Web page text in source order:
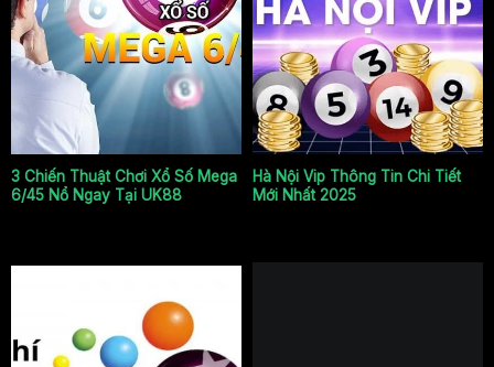
Mega 6/45
3 Chiến Thuật Chơi Xổ Số Mega
6/45 Nổ Ngay Tại UK88
Hà Nội Vip
Hà Nội Vip Thông Tin Chi Tiết
Mới Nhất 2025